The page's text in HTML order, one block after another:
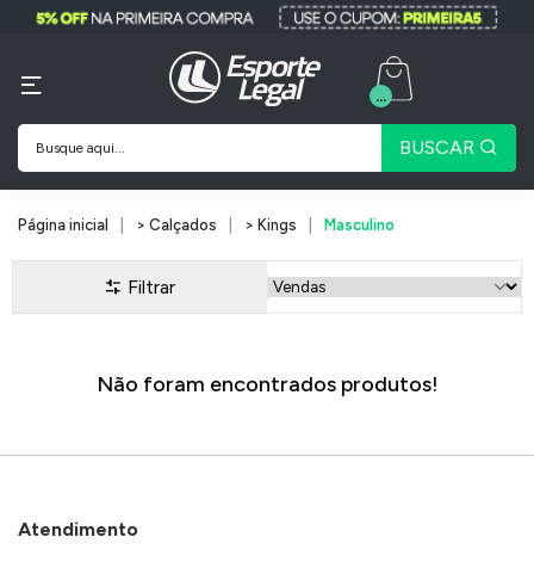
BUSCAR
...
Página inicial > Calçados > Kings Masculino
Filtrar
Não foram encontrados produtos!
Atendimento